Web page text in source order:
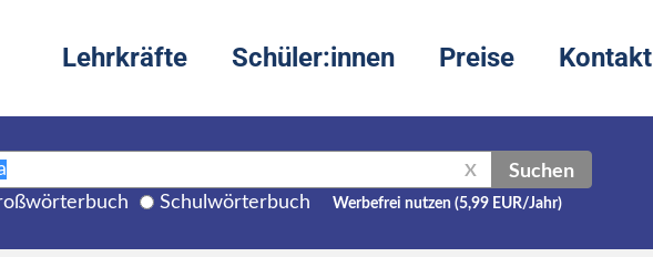
Lehrkräfte Schüler:innen Preise Kontakt
X Suchen
Schulwörterbuch Werbefrei nutzen (5,99 EUR/Jahr)